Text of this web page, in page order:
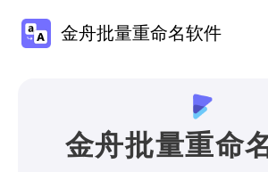
金舟批量重命名软件
金舟批量重命